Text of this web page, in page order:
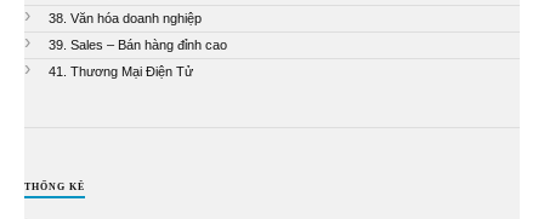
38. Văn hóa doanh nghiệp
39. Sales – Bán hàng đỉnh cao
41. Thương Mại Điện Tử
THỐNG KÊ